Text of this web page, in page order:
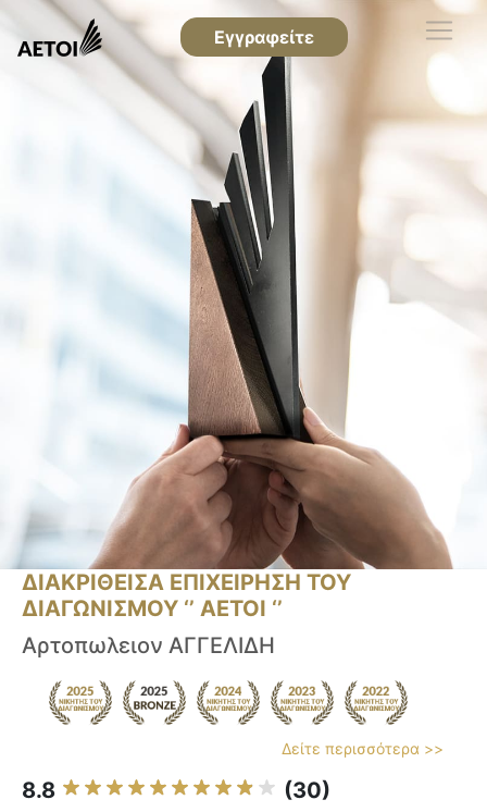
Εγγραφείτε
ΔΙΑΚΡΙΘΕΙΣΑ ΕΠΙΧΕΙΡΗΣΗ ΤΟΥ
ΔΙΑΓΩΝΙΣΜΟΥ ‘’ ΑΕΤΟΙ ‘’
Αρτοπωλειον ΑΓΓΕΛΙΔΗ
Δείτε περισσότερα >>
8.8 (30)